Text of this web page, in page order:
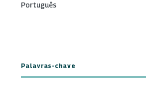
Português
Palavras-chave